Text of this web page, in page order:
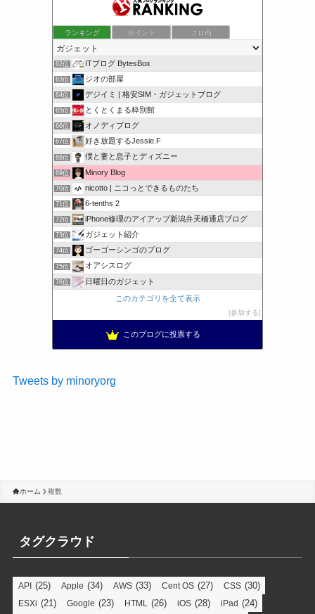
ランキング ポイント ブロ画
62位 ITブログ BytesBox
63位 ジオの部屋
64位 デジイミ | 格安SIM・ガジェットブログ
65位 とくとくまる粋別館
66位 オノディブログ
67位 好き放題するJessie.F
68位 僕と妻と息子とディズニー
69位 Minory Blog
70位 nicotto | ニコっとできるものたち
71位 6-tenths 2
72位 iPhone修理のアイアップ新潟弁天橋通店ブログ
73位 ガジェット紹介
74位 ゴーゴーシンゴのブログ
75位 オアシスログ
76位 日曜日のガジェット
このカテゴリを全て表示
参加する
このブログに投票する
Tweets by minoryorg
ホーム 複数
タグクラウド
API (25) Apple (34) AWS (33) Cent OS (27) CSS (30)
ESXi (21) Google (23) HTML (26) iOS (28) iPad (24)